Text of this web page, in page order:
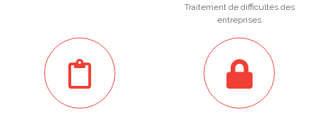
Traitement de difficultés des
entreprises